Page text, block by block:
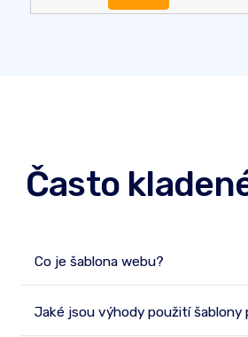
Často
Co je šablona webu?
Jaké jsou výhody použití šablony